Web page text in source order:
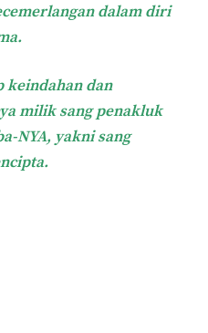
dalam diri
keindahan dan
milik sang penakluk
NYA, yakni sang